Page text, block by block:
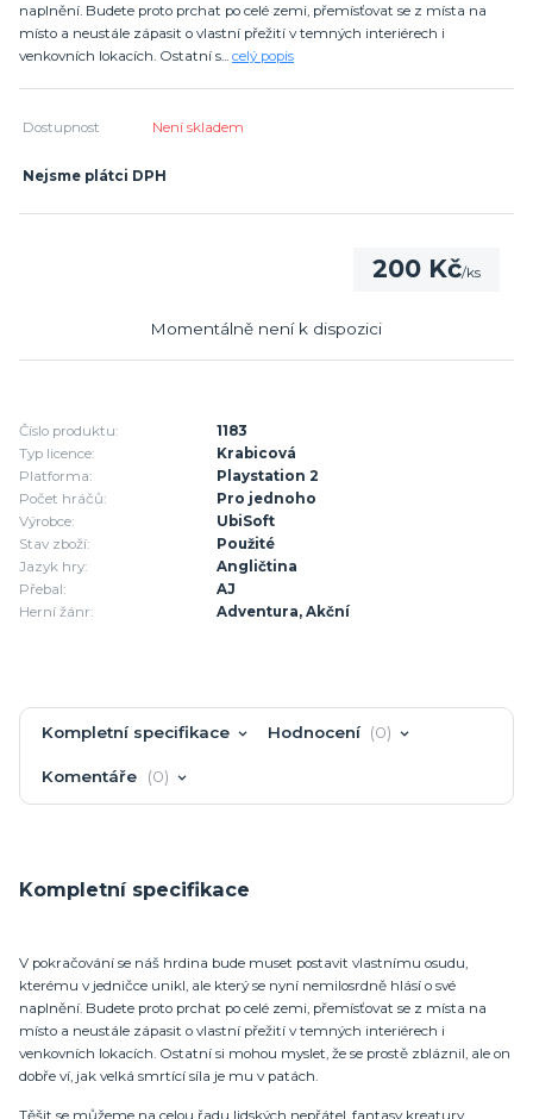
naplnění. Budete proto prchat po celé zemi, přemísťovat se z místa na
místo a neustále zápasit o vlastní přežití v temných interiérech i
venkovních lokacích. Ostatní s... celý popis
Dostupnost Není skladem
Nejsme plátci DPH
200 Kč/ks
Momentálně není k dispozici
Číslo produktu:
1183
Typ licence:
Krabicová
Platforma:
Playstation 2
Počet hráčů:
Pro jednoho
Výrobce:
UbiSoft
Stav zboží:
Použité
Jazyk hry:
Angličtina
Přebal:
AJ
Herní žánr:
Adventura, Akční
Kompletní specifikace Hodnocení 0
Komentáře 0
Kompletní specifikace
V pokračování se náš hrdina bude muset postavit vlastnímu osudu,
kterému v jedničce unikl, ale který se nyní nemilosrdně hlásí o své
naplnění. Budete proto prchat po celé zemi, přemísťovat se z místa na
místo a neustále zápasit o vlastní přežití v temných interiérech i
venkovních lokacích. Ostatní si mohou myslet, že se prostě zbláznil, ale on
dobře ví, jak velká smrtící síla je mu v patách.
Těšit se můžeme na celou řadu lidských nepřátel, fantasy kreatury,